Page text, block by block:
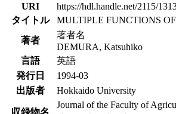
URI
https://hdl.handle.net/2115/
タイトル
MULTIPLE FUNCTIONS
著者
著者名
DEMURA, Katsuhiko
言語
英語
発行日
1994-03
出版者
Hokkaido University
収録物名
Journal of the Faculty of